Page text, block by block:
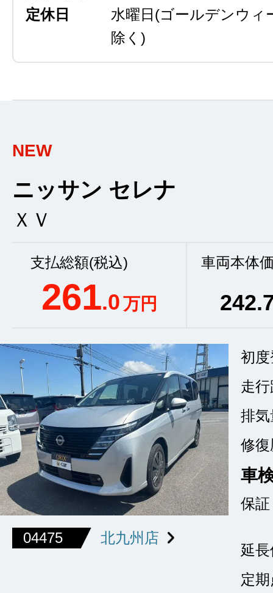
定休日
水曜日 (ゴールデンウィ
除く)
NEW
ニッサン セレナ
ＸＶ
支払総額(税込)
261.0万円
車両本体
242
04475 北九州店
初
走
排気
修復
車
保証
延
定